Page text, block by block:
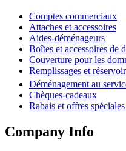
Comptes commerciaux
Attaches et accessoires
Aides-déménageurs
Boîtes et accessoires de
Couverture pour les
Remplissages et
Déménagement au
Chèques-cadeaux
Rabais et offres spéciales
Company Info